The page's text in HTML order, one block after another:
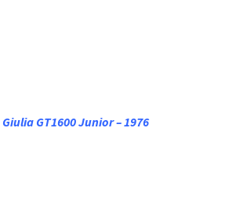
GT1600 Junior – 1976